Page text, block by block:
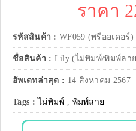
ราคา
รหัสสินค้า : WF059 (พรีออเดอร์)
ชื่อสินค้า : Lily (ไม่พิมพ์/พิมพ์ลา
อัพเดทล่าสุด : 14 สิงหาคม 2567
Tags :ไม่พิมพ์ , พิมพ์ลาย